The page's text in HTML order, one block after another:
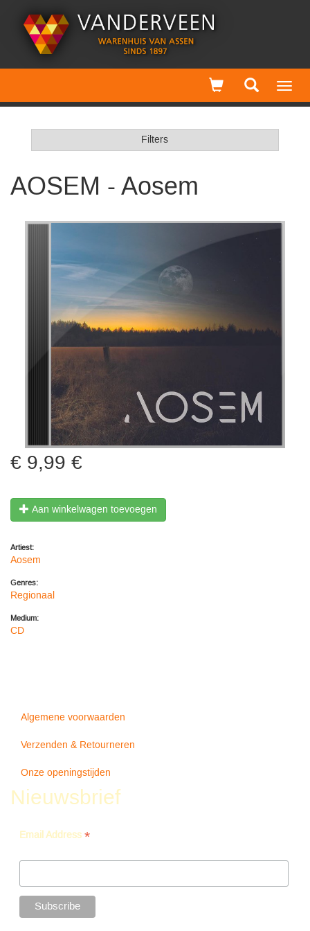
Filters
AOSEM - Aosem
9,99 €
Aan winkelwagen toevoegen
Artiest:
Aosem
Genres:
Regionaal
Medium:
CD
Algemene voorwaarden
Verzenden & Retourneren
Onze openingstijden
Nieuwsbrief
Email Address *